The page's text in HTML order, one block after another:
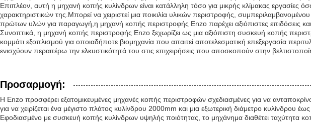
Επιπλέον, αυτή η μηχανή κοπής κυλίνδρων είναι κατάλληλη τόσο για μικρής κλίμακας εργασίες
χαρακτηριστικών της.Μπορεί να χειριστεί μια ποικιλία υλικών περιστροφής,
πρώτων υλών για παραγωγή,η μηχανή κοπής περιστροφής Enzo παρέχει αξιόπιστες επιδόσεις και
Συνοπτικά, η μηχανή κοπής περιστροφής Enzo ξεχωρίζει ως μια αξιόπιστη συσκευή κοπής
κομμάτι εξοπλισμού για οποιαδήποτε βιομηχανία που απαιτεί αποτελεσματική επεξεργασία
ενισχύουν περαιτέρω την ελκυστικότητά του στις επιχειρήσεις που αποσκοπούν στην
Προσαρμογή:
Η Enzo προσφέρει εξατομικευμένες μηχανές κοπής περιστροφών σχεδιασμένες για να
για να χειρίζεται ένα μέγιστο πλάτος κυλίνδρου 2000mm και μια εξωτερική διάμετρο κυλίνδρου
Εφοδιασμένο με συσκευή κοπής κυλίνδρων υψηλής ποιότητας, το μηχάνημα διαθέτει ταχύτητα